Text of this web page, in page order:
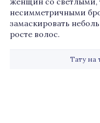
несимметричными
замаскировать
росте волос.
Тату на